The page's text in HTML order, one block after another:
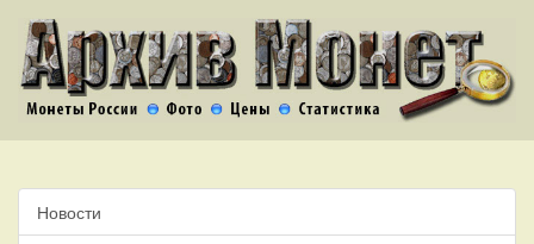
Новости